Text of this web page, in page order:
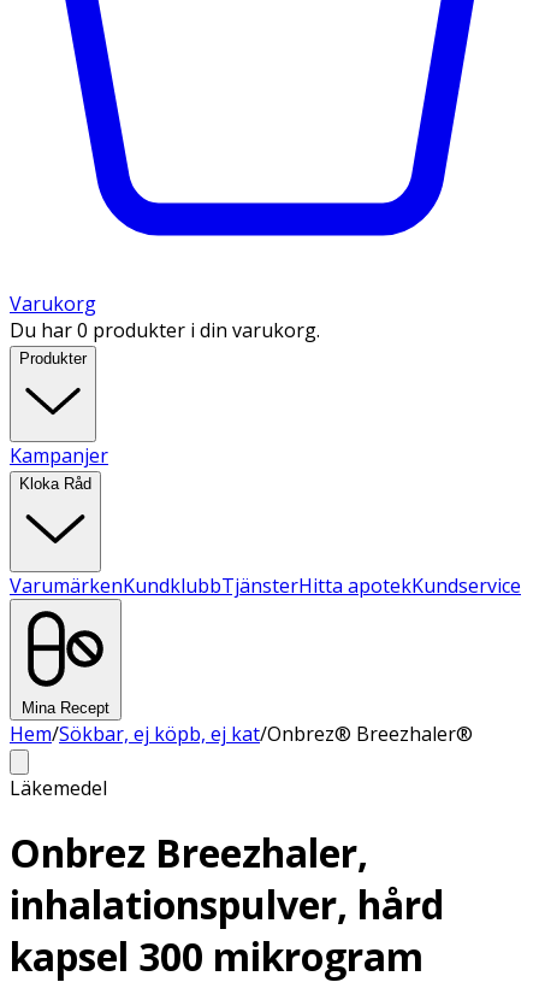
Varukorg
Du har 0 produkter i din varukorg.
Produkter
Kampanjer
Kloka Råd
VarumärkenKundklubbTjänsterHitta apotekKundservice
Mina Recept
Hem/Sökbar, ej köpb, ej kat/Onbrez® Breezhaler®
Läkemedel
Onbrez Breezhaler,
inhalationspulver, hård
kapsel 300 mikrogram